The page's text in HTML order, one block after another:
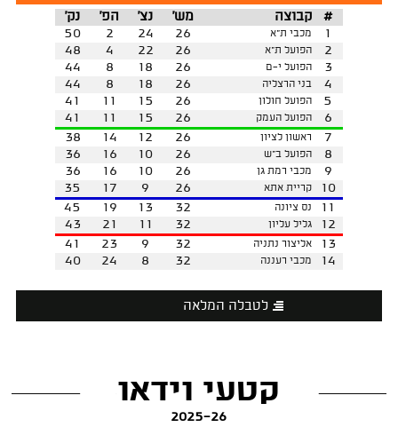
נק' הפ' נצ' מש' קבוצה
#
50
2 24 26 מכבי ת"א
1
48
4 22 26 הפועל ת"א
2
44
8 18 26 הפועל י-ם
3
44
8 18 26 בני הרצליה
4
41
11 15 26 הפועל חולון
5
41
11 15 26 הפועל העמק
6
38
14 12 26 ראשון לציון
7
36
16 10 26 הפועל ב"ש
8
36
16 10 26 מכבי רמת גן
9
35
17 9 26 קריית אתא
10
45
19 13 32 נס ציונה
11
43
21 11 32 גליל עליון
12
41
23 9 32 אליצור נתניה
13
40
24 8 32 מכבי רעננה 14
לטבלה המלאה
קטעי וידאו
2025-26